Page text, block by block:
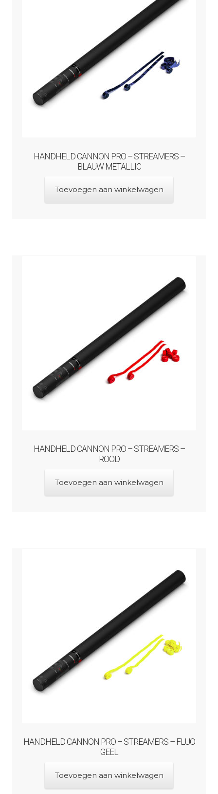
HANDHELD CANNON PRO – STREAMERS –
BLAUW METALLIC
Toevoegen aan winkelwagen
HANDHELD CANNON PRO – STREAMERS –
ROOD
Toevoegen aan winkelwagen
HANDHELD CANNON PRO – STREAMERS – FLUO
GEEL
Toevoegen aan winkelwagen